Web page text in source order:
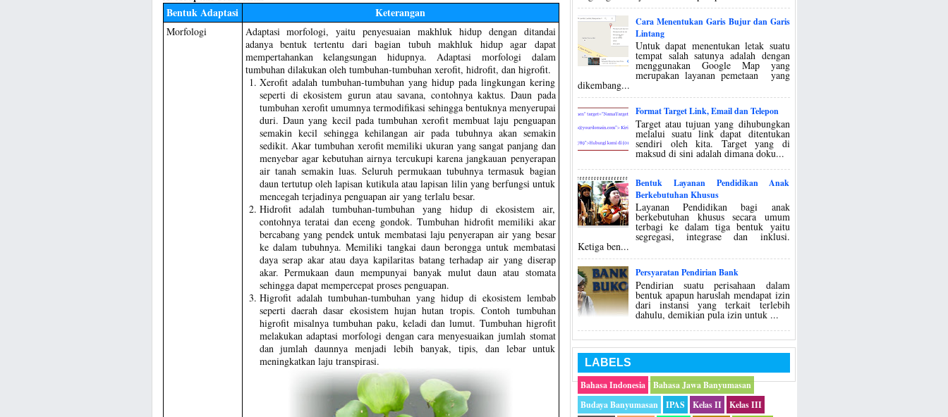
Bentuk Adaptasi
Keterangan
Morfologi
Adaptasi morfologi, yaitu penyesuaian makhluk hidup dengan ditandai
adanya bentuk tertentu dari bagian tubuh makhluk hidup agar dapat
mempertahankan kelangsungan hidupnya. Adaptasi morfologi dalam
tumbuhan dilakukan oleh tumbuhan-tumbuhan xerofit, hidrofit, dan higrofit.
Xerofit adalah tumbuhan-tumbuhan yang hidup pada lingkungan kering
seperti di ekosistem gurun atau savana, contohnya kaktus. Daun pada
tumbuhan xerofit umumnya termodifikasi sehingga bentuknya menyerupai
duri. Daun yang kecil pada tumbuhan xerofit membuat laju penguapan
semakin kecil sehingga kehilangan air pada tubuhnya akan semakin
sedikit. Akar tumbuhan xerofit memiliki ukuran yang sangat panjang dan
menyebar agar kebutuhan airnya tercukupi karena jangkauan penyerapan
air tanah semakin luas. Seluruh permukaan tubuhnya termasuk bagian
daun tertutup oleh lapisan kutikula atau lapisan lilin yang berfungsi untuk
mencegah terjadinya penguapan air yang terlalu besar.
Hidrofit adalah tumbuhan-tumbuhan yang hidup di ekosistem air,
contohnya teratai dan eceng gondok. Tumbuhan hidrofit memiliki akar
bercabang yang pendek untuk membatasi laju penyerapan air yang besar
ke dalam tubuhnya. Memiliki tangkai daun berongga untuk membatasi
daya serap akar atau daya kapilaritas batang terhadap air yang diserap
akar. Permukaan daun mempunyai banyak mulut daun atau stomata
sehingga dapat mempercepat proses penguapan.
Higrofit adalah tumbuhan-tumbuhan yang hidup di ekosistem lembab
seperti daerah dasar ekosistem hujan hutan tropis. Contoh tumbuhan
higrofit misalnya tumbuhan paku, keladi dan lumut. Tumbuhan higrofit
melakukan adaptasi morfologi dengan cara menyesuaikan jumlah stomat
dan jumlah daunnya menjadi lebih banyak, tipis, dan lebar untuk
meningkatkan laju transpirasi.
Cara Menentukan Garis Bujur dan Garis
Lintang
Untuk dapat menentukan letak suatu
tempat salah satunya adalah dengan
menggunakan Google Map yang
merupakan layanan pemetaan yang
dikembang...
Format Target Link, Email dan Telepon
Target atau tujuan yang dihubungkan
melalui suatu link dapat ditentukan
sendiri oleh kita. Target yang di
maksud di sini adalah dimana doku...
Bentuk Layanan Pendidikan Anak
Berkebutuhan Khusus
Layanan Pendidikan bagi anak
berkebutuhan khusus secara umum
terbagi ke dalam tiga bentuk yaitu
segregasi, integrase dan inklusi.
Ketiga ben...
Persyaratan Pendirian Bank
Pendirian suatu perisahaan dalam
bentuk apapun haruslah mendapat izin
dari instansi yang terkait terlebih
dahulu, demikian pula izin untuk ...
LABELS
Bahasa Indonesia
Bahasa Jawa Banyumasan
Budaya Banyumasan
IPAS Kelas II
Kelas III